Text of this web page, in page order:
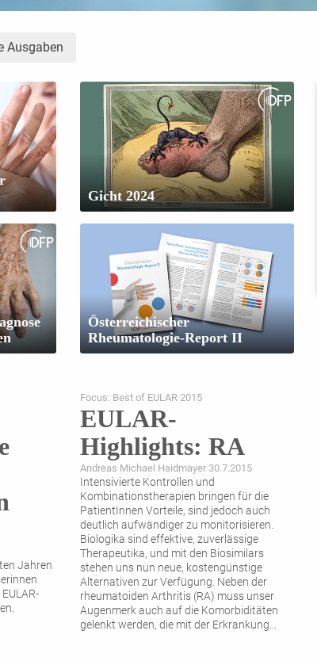
Ausgaben
Gicht 2024
Österreichischer
Rheumatologie-Report II
Jahren
Focus: Best of EULAR 2015
EULAR-
Highlights: RA
Andreas Michael Haidmayer 30.7.2015
Intensivierte Kontrollen und
Kombinationstherapien bringen für die
PatientInnen Vorteile, sind jedoch auch
deutlich aufwändiger zu monitorisieren.
Biologika sind effektive, zuverlässige
Therapeutika, und mit den Biosimilars
stehen uns nun neue, kostengünstige
Alternativen zur Verfügung. Neben der
rheumatoiden Arthritis (RA) muss unser
Augenmerk auch auf die Komorbiditäten
gelenkt werden, die mit der Erkrankung...